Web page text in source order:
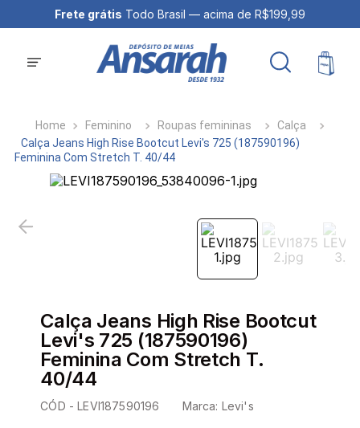
Frete grátis Todo Brasil — acima de R$199,99
Feminino Roupas femininas
Calça
Calça Jeans High Rise Bootcut Levi's 725 (187590196)
Feminina Com Stretch T. 40/44
Calça Jeans High Rise Bootcut
Levi's 725 (187590196)
Feminina Com Stretch T.
40/44
CÓD -LEVI187590196 Marca: Levi's